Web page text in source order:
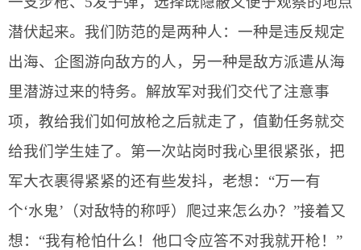
潜伏起来。我们防范的是两种人：一种是违反规定
出海、企图游向敌方的人，另一种是敌方派遣从海
里潜游过来的特务。解放军对我们交代了注意事
项，教给我们如何放枪之后就走了，值勤任务就交
给我们学生娃了。第一次站岗时我心里很紧张，把
军大衣裹得紧紧的还有些发抖，老想：“万一有
个‘水鬼’（对敌特的称呼）爬过来怎么办？”接着又
想：“我有枪怕什么！他口令应答不对我就开枪！”